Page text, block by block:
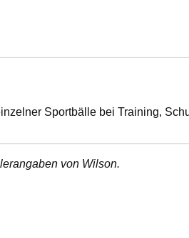
Sportbälle bei Training,
von Wilson.